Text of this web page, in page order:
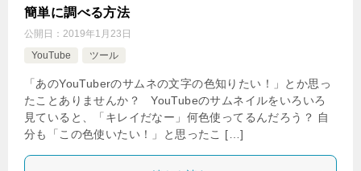
簡単に調べる方法
公開日： 2019年1月23日
YouTube
ツール
「あのYouTuberのサムネの文字の色知りたい！」とか思っ
たことありませんか？ YouTubeのサムネイルをいろいろ
見ていると、「キレイだなー」何色使ってるんだろう？ 自
分も「この色使いたい！」と思ったこ […]